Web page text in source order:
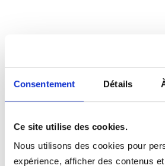
Consentement Détails
Ce site utilise des cookies.
Nous utilisons des cookies pour
expérience, afficher des contenus